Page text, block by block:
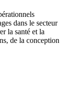
dans le secteur
la santé et la
de la conception